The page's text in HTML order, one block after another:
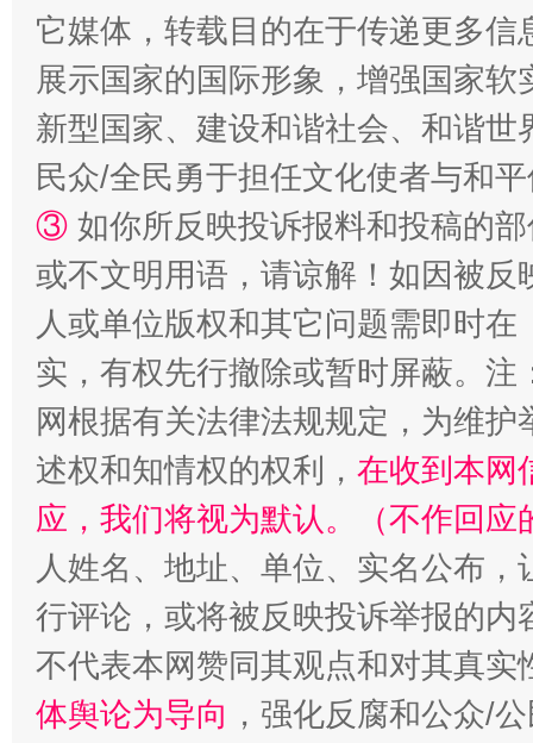
扯下公款旅游的“隐身衣” 如何以
它媒体，转载目的在于传递更多
展示国家的国际形象，增强国家
新型国家、建设和谐社会、和谐
民众/全民勇于担任文化使者与和
③ 如你所反映投诉报料和投稿的
或不文明用语，请谅解！如因被
人或单位版权和其它问题需即时在
实，有权先行撤除或暂时屏蔽。
网根据有关法律法规规定，为维
述权和知情权的权利， 在收到本网
应，我们将视为默认。（不作回应
人姓名、地址、单位、实名公布
行评论，或将被反映投诉举报的
不代表本网赞同其观点和对其真实
体舆论为导向 ，强化反腐和公众/